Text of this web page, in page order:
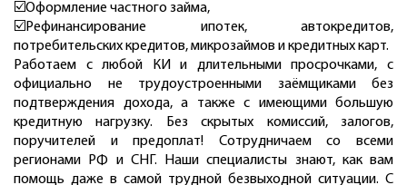
☑️Оформление частного займа,
☑️Рефинансирование ипотек, автокредитов,
потребительских кредитов, микрозаймов и кредитных карт.
Работаем с любой КИ и длительными просрочками, с
официально не трудоустроенными заёмщиками без
подтверждения дохода, а также с имеющими большую
кредитную нагрузку. Без скрытых комиссий, залогов,
поручителей и предоплат! Сотрудничаем со всеми
регионами РФ и СНГ. Наши специалисты знают, как вам
помощь даже в самой трудной безвыходной ситуации. С